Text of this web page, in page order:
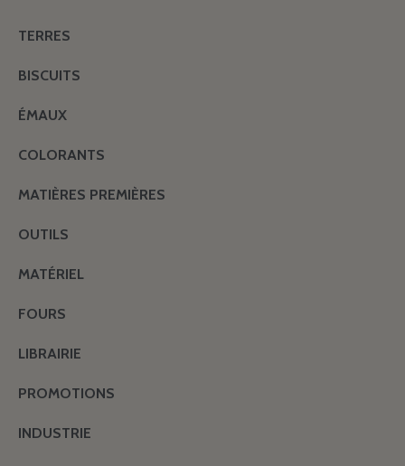
TERRES
BISCUITS
ÉMAUX
COLORANTS
MATIÈRES PREMIÈRES
OUTILS
MATÉRIEL
FOURS
LIBRAIRIE
PROMOTIONS
INDUSTRIE